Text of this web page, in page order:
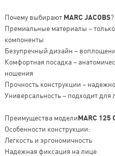
Почему выбирают MARC JACOBS?
Премиальные материалы –
компоненты
Безупречный дизайн –
Комфортная посадка –
ношения
Прочность конструкции –
Универсальность – подходит для
Преимущества моделиMARC 125
Особенности конструкции:
Легкость и эргономичность
Надежная фиксация на лице